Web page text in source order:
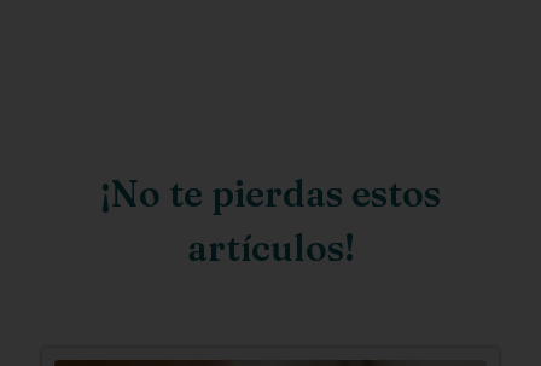
¡No te pierdas estos
artículos!